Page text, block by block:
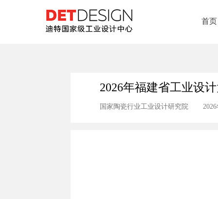
首页
2026年福建省工业设
国家陶瓷行业工业设计研究院